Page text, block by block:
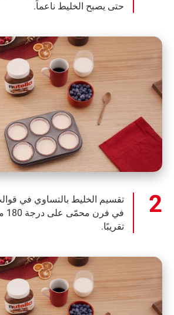
حتى يصبح الخليط ناعماً.
تقسيم الخليط بالتساوي في
تقريبًا.